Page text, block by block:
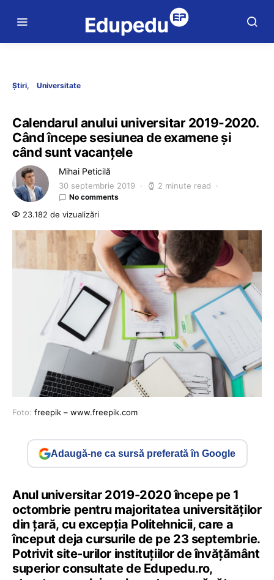
Știri Universitate
Calendarul anului universitar 2019-2020.
Când începe sesiunea de examene și
când sunt vacanțele
Mihai Peticilă
30 septembrie 2019 2 minute read
No comments
23.182 de vizualizări
Foto: freepik – www.freepik.com
Adaugă-ne ca sursă preferată în Google
Anul universitar 2019-2020 începe pe 1
octombrie pentru majoritatea universităților
din țară, cu excepția Politehnicii, care a
început deja cursurile de pe 23 septembrie.
Potrivit site-urilor instituțiilor de învățământ
superior consultate de Edupedu.ro,